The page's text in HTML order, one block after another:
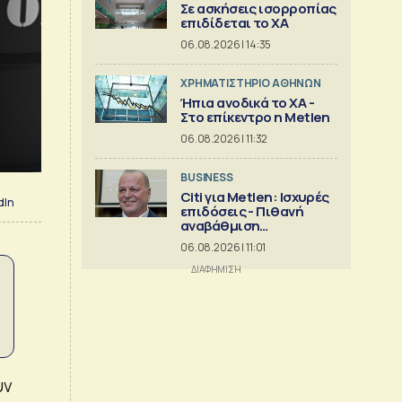
Σε ασκήσεις ισορροπίας
επιδίδεται το ΧΑ
06.08.2026 | 14:35
XΡΗΜΑΤΙΣΤΗΡΙΟ ΑΘΗΝΩΝ
Ήπια ανοδικά το ΧΑ -
Στο επίκεντρο η Metlen
06.08.2026 | 11:32
BUSINESS
Citi για Metlen: Ισχυρές
επιδόσεις - Πιθανή
αναβάθμιση
προβλέψεων
06.08.2026 | 11:01